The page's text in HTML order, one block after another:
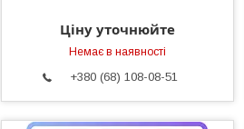
Ціну уточнюйте
Немає в наявності
+380 (68) 108-08-51